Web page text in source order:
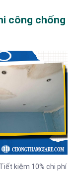
công chống
kiệm 10% chi phí